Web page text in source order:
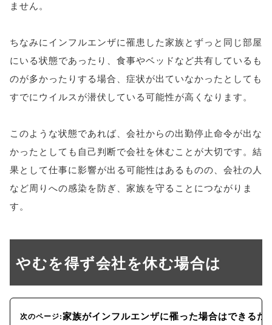
ません。
ちなみにインフルエンザに罹患した家族とずっと同じ部屋
にいる状態であったり、食事やベッドなど共有しているも
のが多かったりする場合、症状が出ていなかったとしても
すでにウイルスが潜伏している可能性が高くなります。
このような状態であれば、会社からの出勤停止命令が出な
かったとしても自己判断で会社を休むことが大切です。結
果として仕事に影響が出る可能性はあるものの、会社の人
など周りへの感染を防ぎ、家族を守ることにつながりま
す。
やむを得ず会社を休む場合は
次のページ:家族がインフルエンザに罹った場合はできるだ